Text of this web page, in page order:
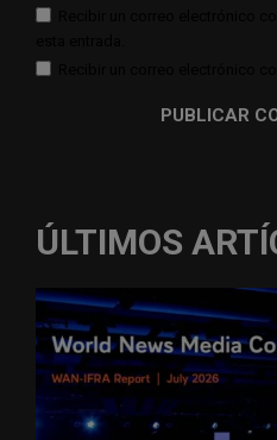
ÚLTIMOS